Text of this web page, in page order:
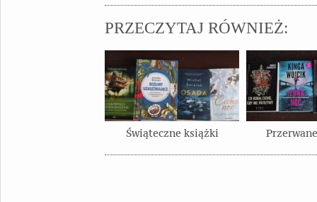
PRZECZYTAJ RÓWNIEŻ:
Świąteczne książki